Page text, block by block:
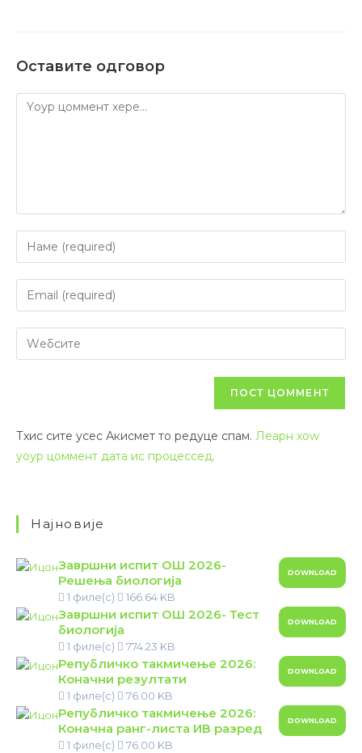
Оставите одговор
Тхис сите усес Акисмет то редуце спам. Леарн хоw
yоур цоммент дата ис процессед.
Најновије
Завршни испит ОШ 2026-
Решења биологија
1 филе(с) 166.64 KB
DOWNLOAD
Завршни испит ОШ 2026- Тест
биологија
1 филе(с) 774.23 KB
DOWNLOAD
Републичко такмичење 2026:
Коначни резултати
1 филе(с) 76.00 KB
DOWNLOAD
Републичко такмичење 2026:
Коначна ранг-листа ИВ разред
1 филе(с) 76.00 KB
DOWNLOAD